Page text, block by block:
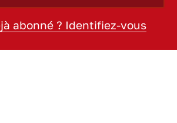
abonné ? Identifiez-vous